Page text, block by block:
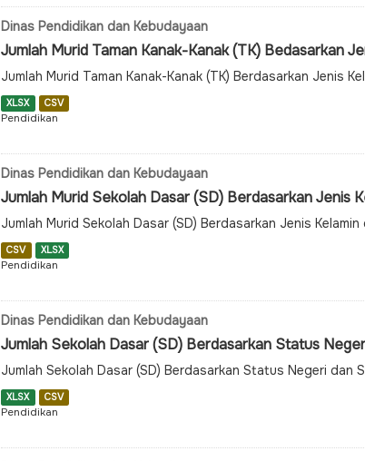
Dinas Pendidikan dan Kebudayaan
Jumlah Murid Taman Kanak-Kanak (TK) Bedasarkan
Jumlah Murid Taman Kanak-Kanak (TK) Berdasarkan Jenis
XLSX CSV
Pendidikan
Dinas Pendidikan dan Kebudayaan
Jumlah Murid Sekolah Dasar (SD) Berdasarkan Jenis
Jumlah Murid Sekolah Dasar (SD) Berdasarkan Jenis
CSV XLSX
Pendidikan
Dinas Pendidikan dan Kebudayaan
Jumlah Sekolah Dasar (SD) Berdasarkan Status
Jumlah Sekolah Dasar (SD) Berdasarkan Status Negeri dan
XLSX CSV
Pendidikan